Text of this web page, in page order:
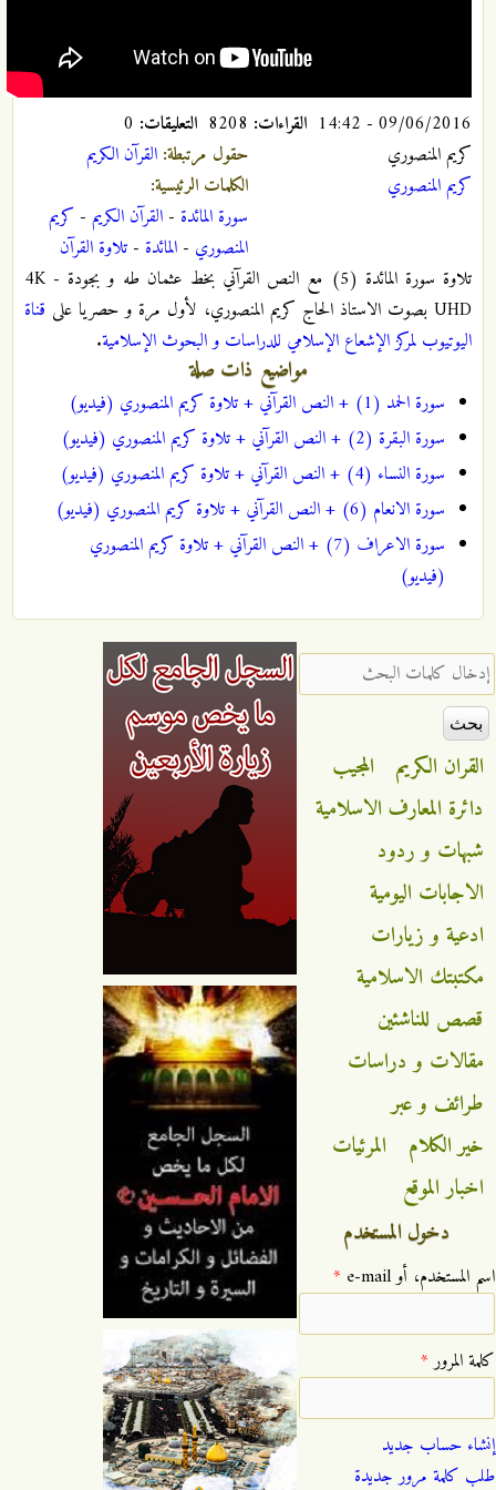
09/06/2016 - 14:42 القراءات: التعليقات:
كريم المنصوري
كريم المنصوري
حقول مرتبطة: القرآن الکریم
الكلمات الرئيسية:
سورة المائدة - القرآن الكريم - كريم
المنصوري - المائدة - تلاوة القرآن
تلاوة سورة المائدة (5) مع النص القرآني بخط عثمان طه و بجودة 4K -
UHD بصوت الاستاذ الحاج کریم المنصوري، لأول مرة و حصريا على
قناة
اليوتيوب لمركز الإشعاع الإسلامي للدراسات و البحوث الإسلامية.
مواضيع ذات صلة
سورة الحمد (1) + النص القرآني + تلاوة كريم المنصوري (فيديو)
سورة البقرة (2) + النص القرآني + تلاوة كريم المنصوري (فيديو)
سورة النساء (4) + النص القرآني + تلاوة كريم المنصوري (فيديو)
سورة الانعام (6) + النص القرآني + تلاوة كريم المنصوري (فيديو)
سورة الاعراف (7) + النص القرآني + تلاوة كريم المنصوري
(فيديو)
‏إدخال كلمات البحث ‏
القران الكريم
المجيب
دائرة المعارف الاسلامية
شبهات و ردود
الاجابات اليومية
ادعية و زيارات
مكتبتك الاسلامية
قصص للناشئين
مقالات و دراسات
طرائف و عبر
خير الكلام
المرئيات
اخبار الموقع
دخول المستخدم
‏اسم المستخدم، أو e-mail ‏ *
‏كلمة المرور ‏*
إنشاء حساب جديد
طلب كلمة مرور جديدة